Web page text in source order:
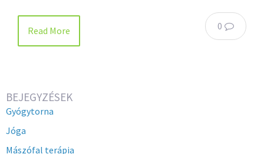
0
Read More
BEJEGYZÉSEK
Gyógytorna
Jóga
Mászófal terápia